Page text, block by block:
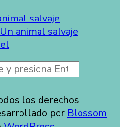
salvaje
Un animal salvaje
los derechos
por Blossom